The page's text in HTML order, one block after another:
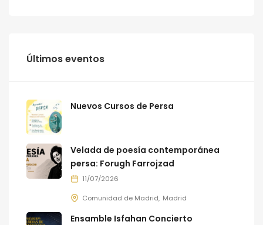
Últimos eventos
Nuevos Cursos de Persa
Velada de poesía contemporánea
persa: Forugh Farrojzad
11/07/2026
Comunidad de Madrid Madrid
Ensamble Isfahan Concierto